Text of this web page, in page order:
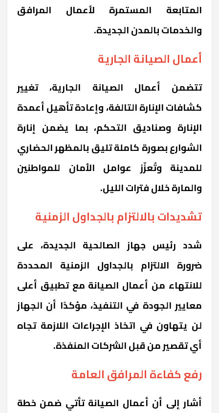
المتابعة المستمرة لأعمال المرافق
والخدمات بالمدن الجديدة.
أعمال الصيانة الجارية
تتضمن أعمال الصيانة الجارية، تغيير
كشافات الإنارة التالفة، وإعادة تأهيل أعمدة
الإنارة وصناديق التحكم، بما يضمن إنارة
الشوارع بصورة كاملة تليق بالمظهر الحضاري
للمدينة وتُعزّز عوامل الأمان للمواطنين
والمارة خلال فترات الليل.
تشديدات بالالتزام بالجداول الزمنية
شدد رئيس جهاز الصالحية الجديدة، على
ضرورة الالتزام بالجداول الزمنية المحددة
للانتهاء من أعمال الصيانة مع تطبيق أعلى
معايير الجودة في التنفيذ، مؤكدًا أن الجهاز
لن يتهاون في اتخاذ الإجراءات اللازمة تجاه
أي تقصير من قبل الشركات المنفذة.
رفع كفاءة المرافق العامة
أشار إلى أن أعمال الصيانة تأتي ضمن خطة